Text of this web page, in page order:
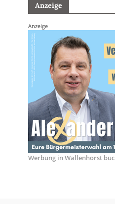
Anzeige
Anzeige
Werbung in Wallenhorst